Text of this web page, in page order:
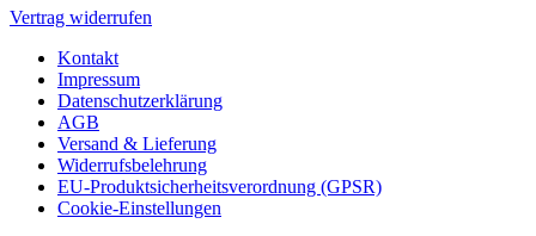
Vertrag widerrufen
Kontakt
Impressum
Datenschutzerklärung
AGB
Versand & Lieferung
Widerrufsbelehrung
EU-Produktsicherheitsverordnung (GPSR)
Cookie-Einstellungen